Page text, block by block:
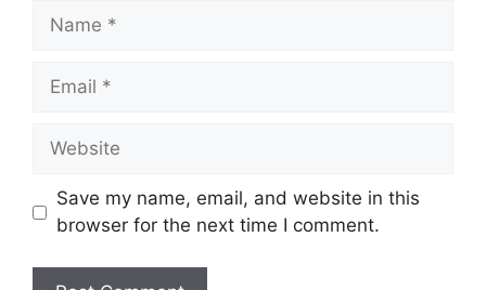
Name
Email
Website
Save my name, email, and website in this
browser for the next time I comment.